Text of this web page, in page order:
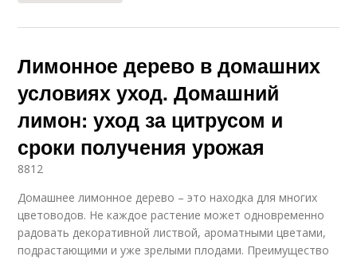
Лимонное дерево в домашних
условиях уход. Домашний
лимон: уход за цитрусом и
сроки получения урожая
8812
Домашнее лимонное дерево – это находка для многих
цветоводов. Не каждое растение может одновременно
радовать декоративной листвой, ароматными цветами,
подрастающими и уже зрелыми плодами. Преимущество